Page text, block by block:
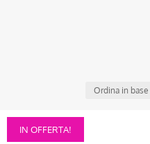
IN OFFERTA!
Questo
prodotto